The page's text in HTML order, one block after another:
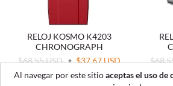
Al navegar por este sitioaceptas el uso de
RELOJ KOSMO K4203
CHRONOGRAPH
$68.55 USD
$37.67 USD